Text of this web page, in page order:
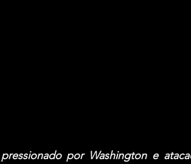
por Washington e